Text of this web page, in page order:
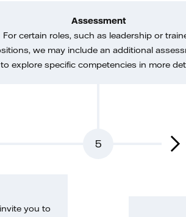
you to
5
Assessment
For certain roles, such as leadership or
we may include an additional
to explore specific competencies in more